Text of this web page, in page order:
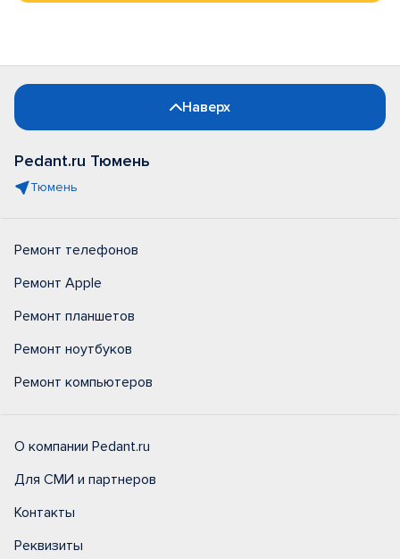
Наверх
Pedant.ru Тюмень
Тюмень
Ремонт телефонов
Ремонт Apple
Ремонт планшетов
Ремонт ноутбуков
Ремонт компьютеров
О компании Pedant.ru
Для СМИ и партнеров
Контакты
Реквизиты